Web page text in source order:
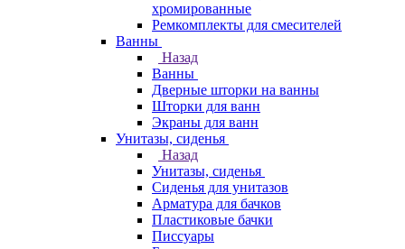
хромированные
Ремкомплекты для смесителей
Ванны
Назад
Ванны
Дверные шторки на ванны
Шторки для ванн
Экраны для ванн
Унитазы, сиденья
Назад
Унитазы, сиденья
Сиденья для унитазов
Арматура для бачков
Пластиковые бачки
Писсуары